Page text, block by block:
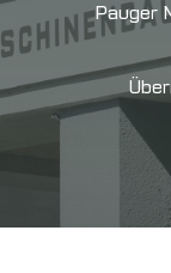
Pauger